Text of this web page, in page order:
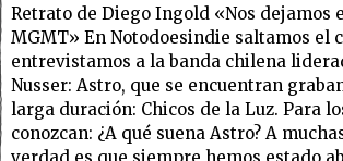
Retrato de Diego Ingold «Nos dejamos
MGMT» En Notodoesindie saltamos el
entrevistamos a la banda chilena
Nusser: Astro, que se encuentran
larga duración: Chicos de la Luz. Para
conozcan: ¿A qué suena Astro? A